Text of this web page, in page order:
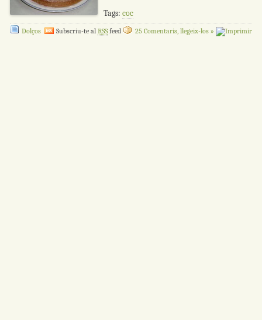
Tags: coc
Dolços Subscriu-te al RSSfeed 25 Comentaris, llegeix-los »